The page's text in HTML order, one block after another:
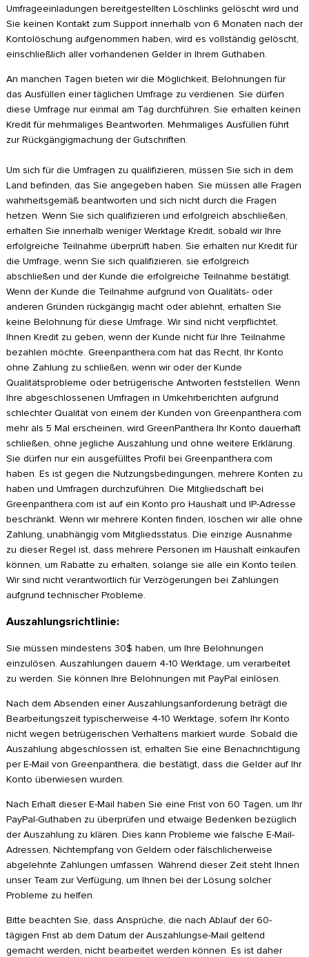
Umfrageeinladungen bereitgestellten Löschlinks gelöscht wird und
Sie keinen Kontakt zum Support innerhalb von 6 Monaten nach der
Kontolöschung aufgenommen haben, wird es vollständig gelöscht,
einschließlich aller vorhandenen Gelder in Ihrem Guthaben.
An manchen Tagen bieten wir die Möglichkeit, Belohnungen für
das Ausfüllen einer täglichen Umfrage zu verdienen. Sie dürfen
diese Umfrage nur einmal am Tag durchführen. Sie erhalten keinen
Kredit für mehrmaliges Beantworten. Mehrmaliges Ausfüllen führt
zur Rückgängigmachung der Gutschriften.
Um sich für die Umfragen zu qualifizieren, müssen Sie sich in dem
Land befinden, das Sie angegeben haben. Sie müssen alle Fragen
wahrheitsgemäß beantworten und sich nicht durch die Fragen
hetzen. Wenn Sie sich qualifizieren und erfolgreich abschließen,
erhalten Sie innerhalb weniger Werktage Kredit, sobald wir Ihre
erfolgreiche Teilnahme überprüft haben. Sie erhalten nur Kredit für
die Umfrage, wenn Sie sich qualifizieren, sie erfolgreich
abschließen und der Kunde die erfolgreiche Teilnahme bestätigt.
Wenn der Kunde die Teilnahme aufgrund von Qualitäts- oder
anderen Gründen rückgängig macht oder ablehnt, erhalten Sie
keine Belohnung für diese Umfrage. Wir sind nicht verpflichtet,
Ihnen Kredit zu geben, wenn der Kunde nicht für Ihre Teilnahme
bezahlen möchte. Greenpanthera.com hat das Recht, Ihr Konto
ohne Zahlung zu schließen, wenn wir oder der Kunde
Qualitätsprobleme oder betrügerische Antworten feststellen. Wenn
Ihre abgeschlossenen Umfragen in Umkehrberichten aufgrund
schlechter Qualität von einem der Kunden von Greenpanthera.com
mehr als 5 Mal erscheinen, wird GreenPanthera Ihr Konto dauerhaft
schließen, ohne jegliche Auszahlung und ohne weitere Erklärung.
Sie dürfen nur ein ausgefülltes Profil bei Greenpanthera.com
haben. Es ist gegen die Nutzungsbedingungen, mehrere Konten zu
haben und Umfragen durchzuführen. Die Mitgliedschaft bei
Greenpanthera.com ist auf ein Konto pro Haushalt und IP-Adresse
beschränkt. Wenn wir mehrere Konten finden, löschen wir alle ohne
Zahlung, unabhängig vom Mitgliedsstatus. Die einzige Ausnahme
zu dieser Regel ist, dass mehrere Personen im Haushalt einkaufen
können, um Rabatte zu erhalten, solange sie alle ein Konto teilen.
Wir sind nicht verantwortlich für Verzögerungen bei Zahlungen
aufgrund technischer Probleme.
Auszahlungsrichtlinie:
Sie müssen mindestens 30$ haben, um Ihre Belohnungen
einzulösen. Auszahlungen dauern 4-10 Werktage, um verarbeitet
zu werden. Sie können Ihre Belohnungen mit PayPal einlösen.
Nach dem Absenden einer Auszahlungsanforderung beträgt die
Bearbeitungszeit typischerweise 4-10 Werktage, sofern Ihr Konto
nicht wegen betrügerischen Verhaltens markiert wurde. Sobald die
Auszahlung abgeschlossen ist, erhalten Sie eine Benachrichtigung
per E-Mail von Greenpanthera, die bestätigt, dass die Gelder auf Ihr
Konto überwiesen wurden.
Nach Erhalt dieser E-Mail haben Sie eine Frist von 60 Tagen, um Ihr
PayPal-Guthaben zu überprüfen und etwaige Bedenken bezüglich
der Auszahlung zu klären. Dies kann Probleme wie falsche E-Mail-
Adressen, Nichtempfang von Geldern oder fälschlicherweise
abgelehnte Zahlungen umfassen. Während dieser Zeit steht Ihnen
unser Team zur Verfügung, um Ihnen bei der Lösung solcher
Probleme zu helfen.
Bitte beachten Sie, dass Ansprüche, die nach Ablauf der 60-
tägigen Frist ab dem Datum der Auszahlungse-Mail geltend
gemacht werden, nicht bearbeitet werden können. Es ist daher